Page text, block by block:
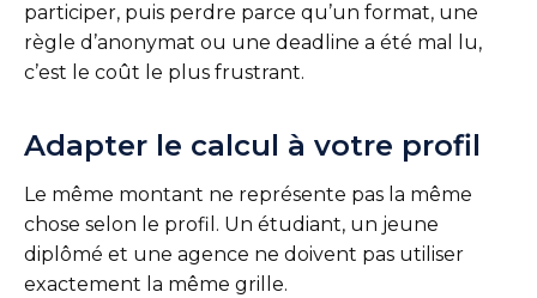
participer, puis perdre parce qu’un format, une
règle d’anonymat ou une deadline a été mal lu,
c’est le coût le plus frustrant.
Adapter le calcul à votre profil
Le même montant ne représente pas la même
chose selon le profil. Un étudiant, un jeune
diplômé et une agence ne doivent pas utiliser
exactement la même grille.